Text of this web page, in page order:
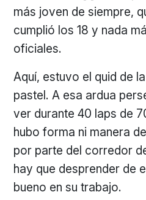
más joven de siempre,
cumplió los 18 y nada
oficiales.
Aquí, estuvo el quid de
pastel. A esa ardua
ver durante 40 laps de
hubo forma ni manera
por parte del corredor
hay que desprender de
bueno en su trabajo.